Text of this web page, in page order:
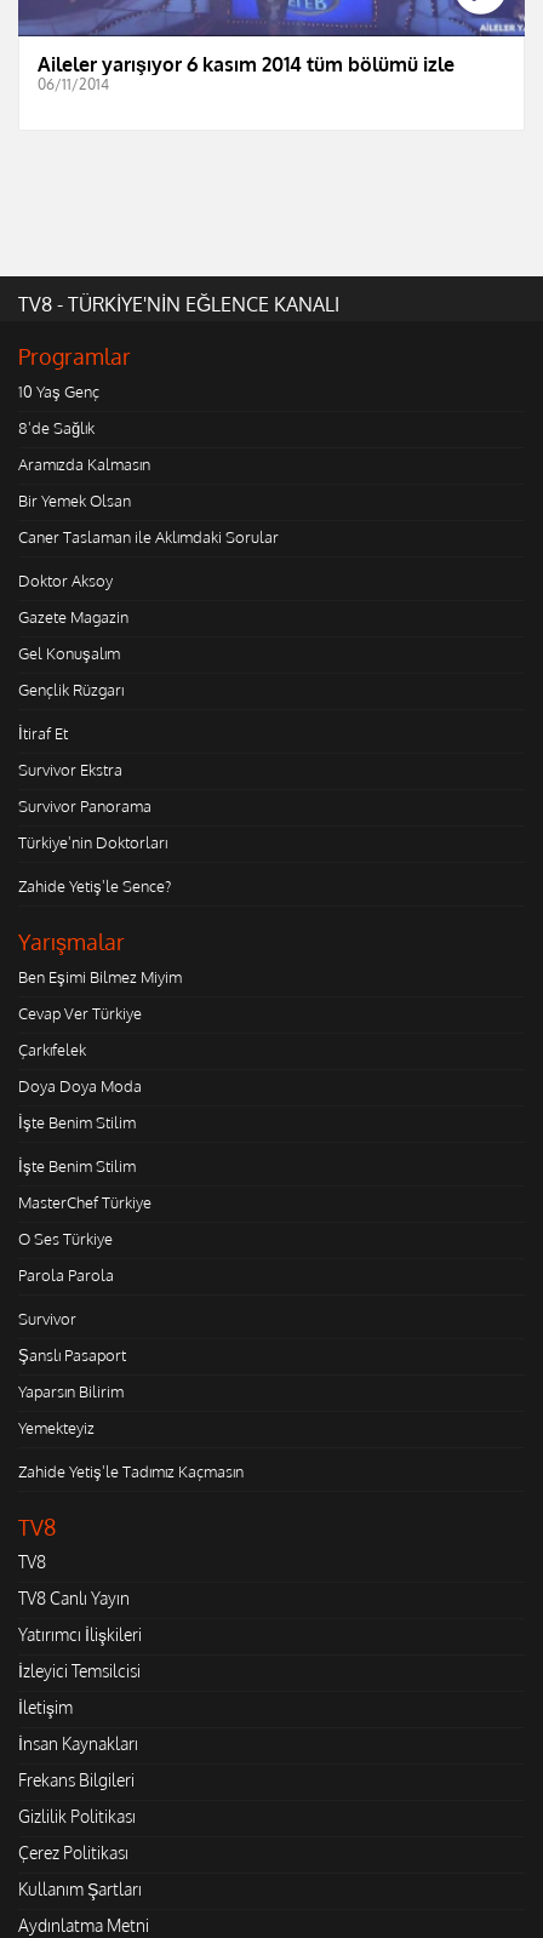
Aileler yarışıyor 6 kasım 2014 tüm bölümü izle
06/11/2014
TV8 - TÜRKİYE'NİN EĞLENCE KANALI
Programlar
10 Yaş Genç
8'de Sağlık
Aramızda Kalmasın
Bir Yemek Olsan
Caner Taslaman ile Aklımdaki Sorular
Doktor Aksoy
Gazete Magazin
Gel Konuşalım
Gençlik Rüzgarı
İtiraf Et
Survivor Ekstra
Survivor Panorama
Türkiye'nin Doktorları
Zahide Yetiş'le Sence?
Yarışmalar
Ben Eşimi Bilmez Miyim
Cevap Ver Türkiye
Çarkıfelek
Doya Doya Moda
İşte Benim Stilim
İşte Benim Stilim
MasterChef Türkiye
O Ses Türkiye
Parola Parola
Survivor
Şanslı Pasaport
Yaparsın Bilirim
Yemekteyiz
Zahide Yetiş'le Tadımız Kaçmasın
TV8
TV8
TV8 Canlı Yayın
Yatırımcı İlişkileri
İzleyici Temsilcisi
İletişim
İnsan Kaynakları
Frekans Bilgileri
Gizlilik Politikası
Çerez Politikası
Kullanım Şartları
Aydınlatma Metni